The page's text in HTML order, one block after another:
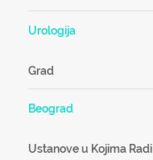
Urologija
Grad
Beograd
Ustanove u Kojima Radi